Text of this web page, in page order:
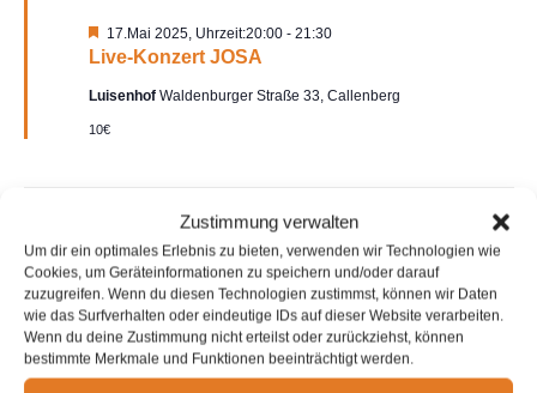
Zustimmung verwalten
Um dir ein optimales Erlebnis zu bieten, verwenden wir Technologien wie
Cookies, um Geräteinformationen zu speichern und/oder darauf
zuzugreifen. Wenn du diesen Technologien zustimmst, können wir Daten
wie das Surfverhalten oder eindeutige IDs auf dieser Website verarbeiten.
Wenn du deine Zustimmung nicht erteilst oder zurückziehst, können
bestimmte Merkmale und Funktionen beeinträchtigt werden.
Live-Konzert JOSA
Hervorgehoben
17.Mai 2025, Uhrzeit:20:00- 21:30
Luisenhof Waldenburger Straße 33, Callenberg
10€
Nächster Tag
Kalender abonnieren